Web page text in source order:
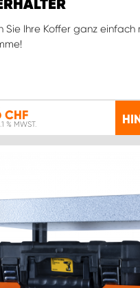
Sie Ihre Koffer ganz einfach
CHF
% MWST.